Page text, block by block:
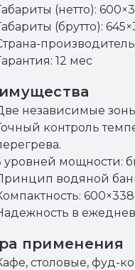
(нетто):
(брутто):
12 мес
независимые
контроль
уровней мощности:
водяной
в
применения
столовые, фуд-